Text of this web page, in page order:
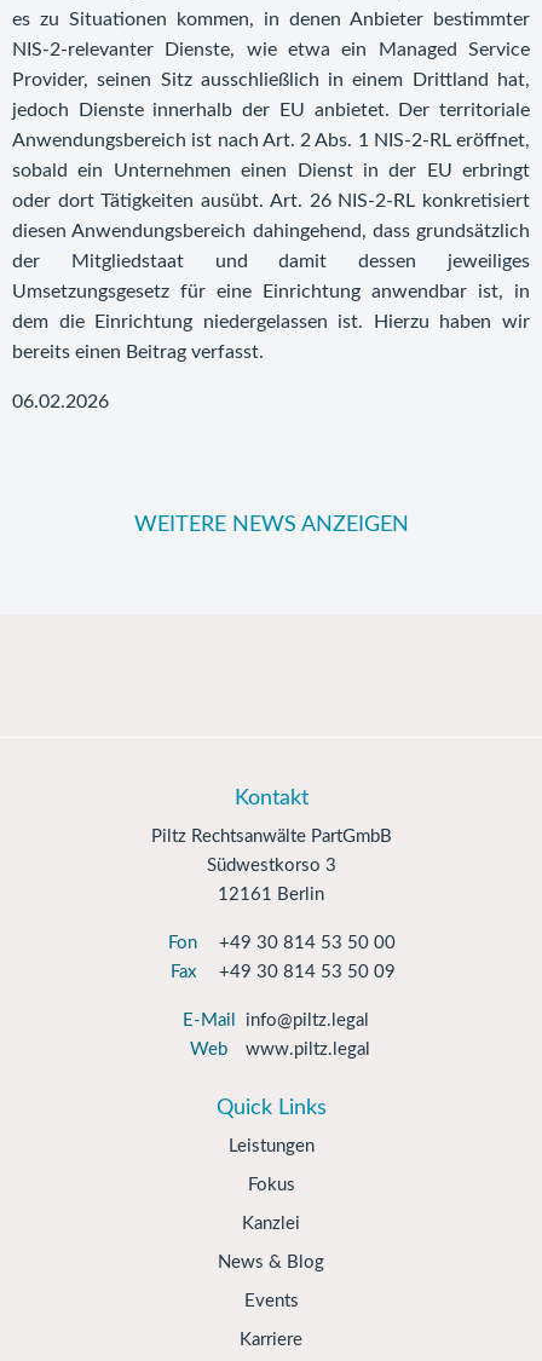
es zu Situationen kommen, in denen Anbieter bestimmter
NIS-2-relevanter Dienste, wie etwa ein Managed Service
Provider, seinen Sitz ausschließlich in einem Drittland hat,
jedoch Dienste innerhalb der EU anbietet. Der territoriale
Anwendungsbereich ist nach Art. 2 Abs. 1 NIS-2-RL eröffnet,
sobald ein Unternehmen einen Dienst in der EU erbringt
oder dort Tätigkeiten ausübt. Art. 26 NIS-2-RL konkretisiert
diesen Anwendungsbereich dahingehend, dass grundsätzlich
der Mitgliedstaat und damit dessen jeweiliges
Umsetzungsgesetz für eine Einrichtung anwendbar ist, in
dem die Einrichtung niedergelassen ist. Hierzu haben wir
bereits einen Beitrag verfasst.
06.02.2026
WEITERE NEWS ANZEIGEN
Kontakt
Piltz Rechtsanwälte PartGmbB
Südwestkorso 3
12161 Berlin
Fon
+49 30 814 53 50 00
Fax
+49 30 814 53 50 09
E-Mail
info@piltz.legal
Web
www.piltz.legal
Quick Links
Leistungen
Fokus
Kanzlei
News & Blog
Events
Karriere